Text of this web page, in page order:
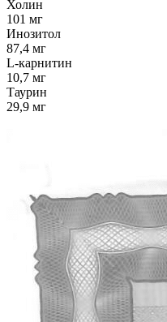
Холин
101 мг
Инозитол
87,4 мг
L-карнитин
10,7 мг
Таурин
29,9 мг